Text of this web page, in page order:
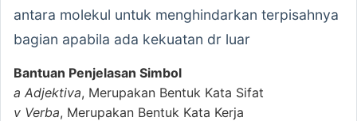
antara molekul untuk menghindarkan terpisahnya
bagian apabila ada kekuatan dr luar
Bantuan Penjelasan Simbol
a Adjektiva, Merupakan Bentuk Kata Sifat
v Verba, Merupakan Bentuk Kata Kerja